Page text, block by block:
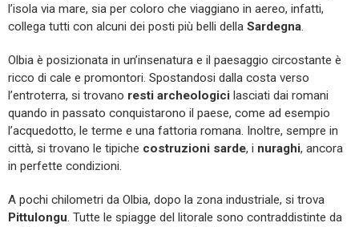
l’isola via mare, sia per coloro che viaggiano in aereo, infatti,
collega tutti con alcuni dei posti più belli della Sardegna.
Olbia è posizionata in un’insenatura e il paesaggio circostante è
ricco di cale e promontori. Spostandosi dalla costa verso
l’entroterra, si trovano resti archeologici lasciati dai romani
quando in passato conquistarono il paese, come ad esempio
l’acquedotto, le terme e una fattoria romana. Inoltre, sempre in
città, si trovano le tipiche costruzioni sarde, i nuraghi, ancora
in perfette condizioni.
A pochi chilometri da Olbia, dopo la zona industriale, si trova
Pittulongu. Tutte le spiagge del litorale sono contraddistinte da